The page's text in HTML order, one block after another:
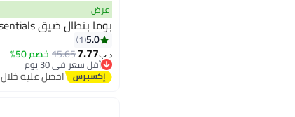
عرض
بوما بنطال ضيق Essentials للنساء
5.0
1
د.ب‏7.77
15.65خصم 50%
أقل سعر في 30 يوم
أقل سعر في 30 يوماحصل عليه خلال